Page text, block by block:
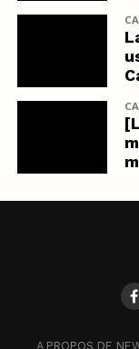
A PROPOS DE